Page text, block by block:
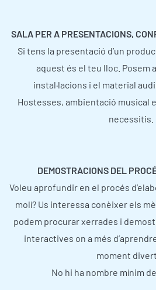
SALA PER A PRESENTACIONS,
Si tens la presentació d’un
aquest és el teu lloc. Posem
instal·lacions i el material
Hostesses, ambientació musical
necessitis.
DEMOSTRACIONS DEL
Voleu aprofundir en el procés
molí? Us interessa conèixer els
podem procurar xerrades i
interactives on a més
moment
No hi ha nombre mínim